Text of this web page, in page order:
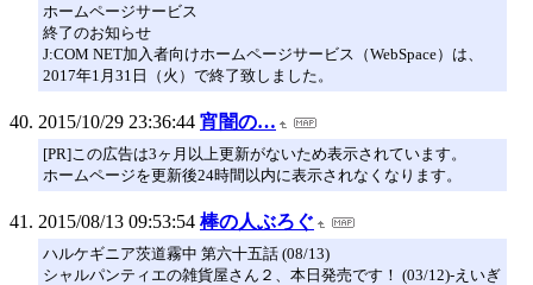
ホームページサービス
終了のお知らせ
J:COM NET加入者向けホームページサービス（WebSpace）は、
2017年1月31日（火）で終了致しました。
2015/10/29 23:36:44 宵闇の…
[PR]この広告は3ヶ月以上更新がないため表示されています。
ホームページを更新後24時間以内に表示されなくなります。
2015/08/13 09:53:54 棒の人ぶろぐ
ハルケギニア茨道霧中 第六十五話 (08/13)
シャルパンティエの雑貨屋さん２、本日発売です！ (03/12)-えいぎ